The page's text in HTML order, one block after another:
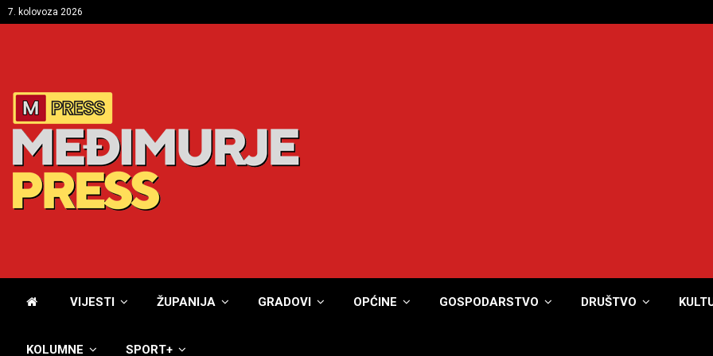
7. kolovoza 2026
VIJESTI ŽUPANIJA GRADOVI OPĆINE GOSPODARSTVO DRUŠTVO
KOLUMNE SPORT+